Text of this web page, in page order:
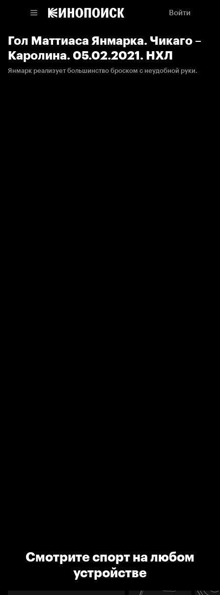
Войти
Гол Маттиаса Янмарка. Чикаго –
Каролина. 05.02.2021. НХЛ
Янмарк реализует большинство броском с неудобной руки.
Смотрите спорт на любом
устройстве